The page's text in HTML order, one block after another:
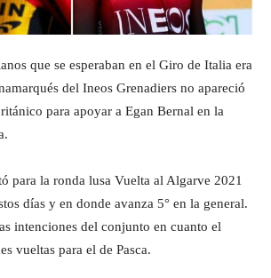
que se esperaban en el Giro de Italia era
del Ineos Grenadiers no apareció
para apoyar a Egan Bernal en la
para la ronda lusa Vuelta al Algarve 2021
días y en donde avanza 5° en la general.
intenciones del conjunto en cuanto el
vueltas para el de Pasca.